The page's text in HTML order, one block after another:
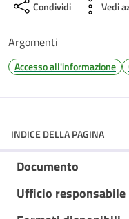
Condividi Vedi
Argomenti
Accesso all'informazione
INDICE DELLA PAGINA
Documento
Ufficio responsabile